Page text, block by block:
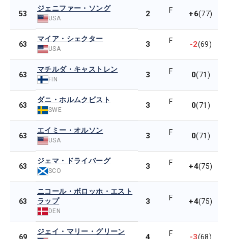
53
ジェニファー・ソング
USA 2 F +6(77)
63
マイア・シェクター
USA 3 F -2(69)
63
マチルダ・キャストレン
FIN 3 F 0(71)
63
ダニ・ホルムクビスト
SWE 3 F 0(71)
63
エイミー・オルソン
USA 3 F 0(71)
63
ジェマ・ドライバーグ
SCO 3 F +4(75)
63
ニコール・ボロッホ・エスト
ラップ
DEN
3 F +4(75)
69
ジェイ・マリー・グリーン
4 F -3(68)